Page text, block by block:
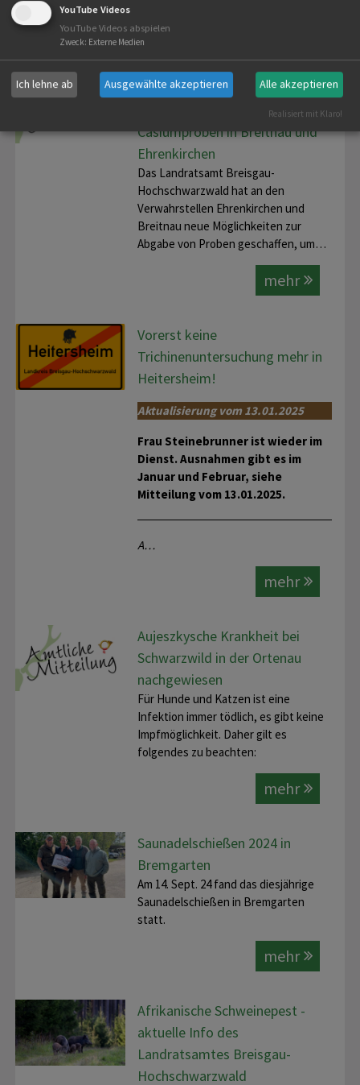
Neue Abgabestellen für
Cäsiumproben in Breitnau und
Ehrenkirchen
Das Landratsamt Breisgau-
Hochschwarzwald hat an den
Verwahrstellen Ehrenkirchen und
Breitnau neue Möglichkeiten zur
Abgabe von Proben geschaffen, um…
mehr
Vorerst keine
Trichinenuntersuchung mehr in
Heitersheim!
Aktualisierung vom 13.01.2025
Frau Steinebrunner ist wieder im
Dienst. Ausnahmen gibt es im
Januar und Februar, siehe
Mitteilung vom 13.01.2025.
A…
mehr
Aujeszkysche Krankheit bei
Schwarzwild in der Ortenau
nachgewiesen
Für Hunde und Katzen ist eine
Infektion immer tödlich, es gibt keine
Impfmöglichkeit. Daher gilt es
folgendes zu beachten:
mehr
Saunadelschießen 2024 in
Bremgarten
Am 14. Sept. 24 fand das diesjährige
Saunadelschießen in Bremgarten
statt.
mehr
Afrikanische Schweinepest -
aktuelle Info des
Landratsamtes Breisgau-
Hochschwarzwald
YouTube Videos
YouTube Videos abspielen
Zweck: Externe Medien
Ich lehne ab Ausgewählte akzeptieren Alle akzeptieren
Realisiert mit Klaro!